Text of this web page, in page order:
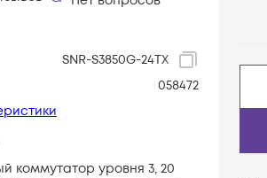
SNR-S3850G-24TX
058472
коммутатор уровня 3, 20